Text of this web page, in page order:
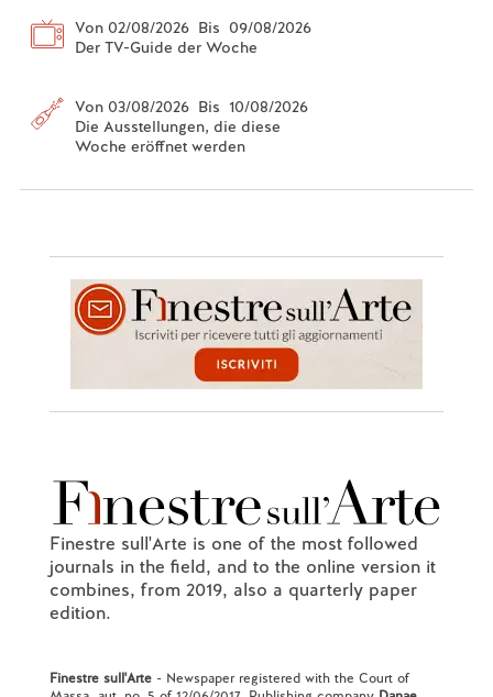
Von 02/08/2026 Bis 09/08/2026
Der TV-Guide der Woche
Von 03/08/2026 Bis 10/08/2026
Die Ausstellungen, die diese
Woche eröffnet werden
Finestre sull'Arte is one of the most followed
journals in the field, and to the online version it
combines, from 2019, also a quarterly paper
edition.
Finestre sull'Arte- Newspaper registered with the Court of